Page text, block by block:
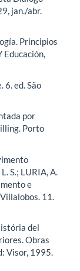
jan./abr.
Principios
Educación,
6. ed. São
por
Porto
S.; LURIA, A.
e
11.
del
Obras
Visor, 1995.